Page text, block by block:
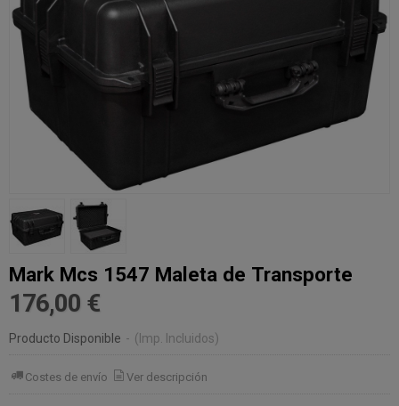
Mark Mcs 1547 Maleta de Transporte
176,00 €
Producto Disponible - (Imp. Incluidos)
Costes de envío Ver descripción